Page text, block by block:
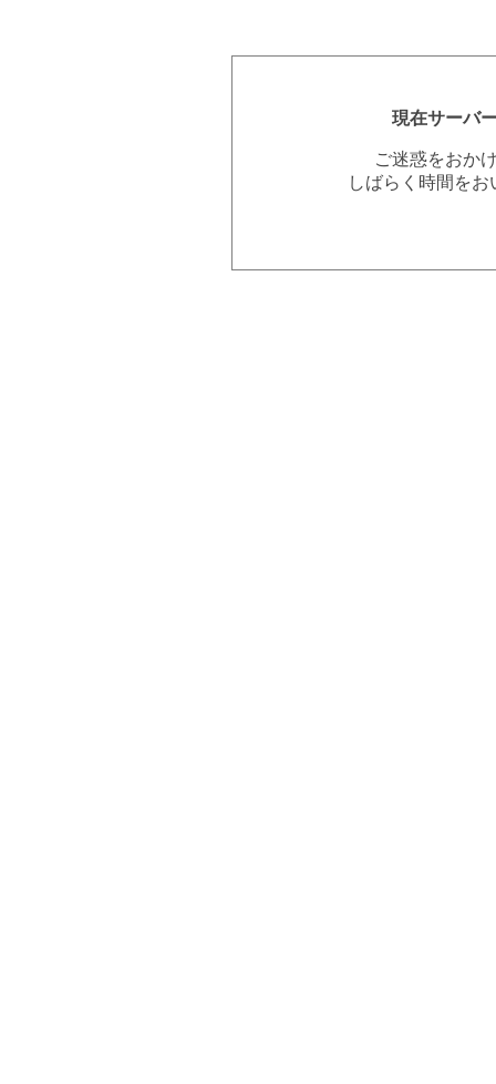
現在サーバ
ご迷惑をおか
しばらく時間を